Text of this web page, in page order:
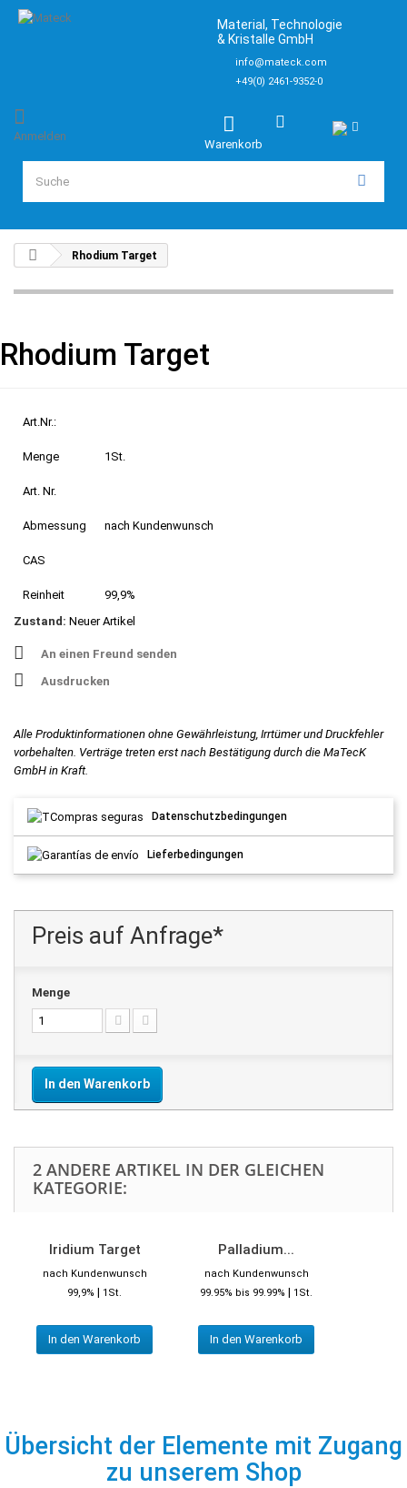
Material, Technologie
& Kristalle GmbH
info@mateck.com
+49(0) 2461-9352-0
Warenkorb
Anmelden
Rhodium Target
Rhodium Target
Art.Nr.:
Menge 1St.
Art. Nr.
Abmessung nach Kundenwunsch
CAS
Reinheit
99,9%
Zustand: Neuer Artikel
An einen Freund senden
Ausdrucken
Alle Produktinformationen ohne Gewährleistung, Irrtümer und Druckfehler
vorbehalten. Verträge treten erst nach Bestätigung durch die MaTecK
GmbH in Kraft.
Datenschutzbedingungen
Lieferbedingungen
Preis auf Anfrage*
Menge
In den Warenkorb
2 ANDERE ARTIKEL IN DER GLEICHEN
KATEGORIE:
Iridium Target
nach Kundenwunsch
99,9% | 1St.
In den Warenkorb
Palladium...
nach Kundenwunsch
99.95% bis 99.99% | 1St.
In den Warenkorb
Übersicht der Elemente mit Zugang
zu unserem Shop